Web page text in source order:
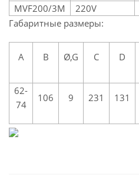
MVF200/3M
220V
Габаритные размеры:
A B Ø,G C D
62-
74
106 9 231 131